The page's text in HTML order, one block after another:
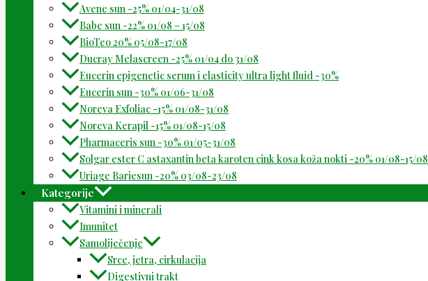
Avene sun -25% 01/04-31/08
Babe sun -22% 01/08 – 15/08
BioTeo 20% 05/08-17/08
Ducray Melascreen -25% 01/04 do 31/08
Eucerin epigenetic serum i elasticity ultra light fluid -30%
Eucerin sun -30% 01/06-31/08
Noreva Exfoliac -15% 01/08-31/08
Noreva Kerapil -15% 01/08-15/08
Pharmaceris sun -30% 01/05-31/08
Solgar ester C astaxantin beta karoten cink kosa koža nokti -20% 01/08-15/08
Uriage Bariesun -20% 03/08-23/08
Kategorije
Vitamini i minerali
Imunitet
Samoliječenje
Srce, jetra, cirkulacija
Digestivni trakt